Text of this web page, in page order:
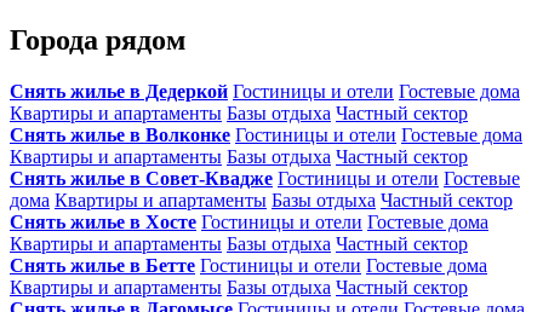
Города рядом
Снять жилье в Дедеркой Гостиницы и отели Гостевые дома
Квартиры и апартаменты Базы отдыха Частный сектор
Снять жилье в Волконке Гостиницы и отели Гостевые дома
Квартиры и апартаменты Базы отдыха Частный сектор
Снять жилье в Совет-Квадже Гостиницы и отели Гостевые
дома Квартиры и апартаменты Базы отдыха Частный сектор
Снять жилье в Хосте Гостиницы и отели Гостевые дома
Квартиры и апартаменты Базы отдыха Частный сектор
Снять жилье в Бетте Гостиницы и отели Гостевые дома
Квартиры и апартаменты Базы отдыха Частный сектор